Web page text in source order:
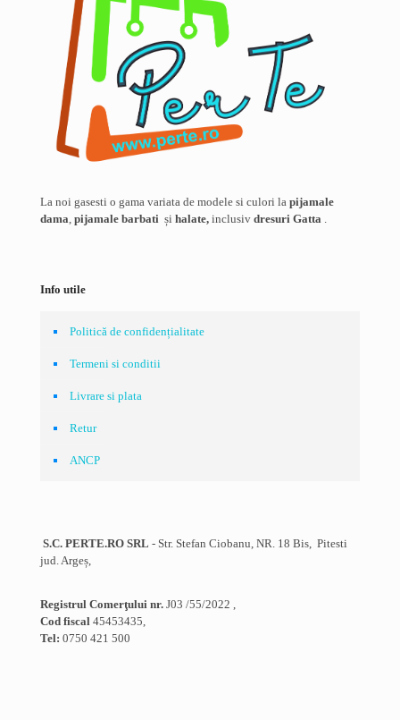
La noi gasesti o gama variata de modele si culori la pijamale
dama, pijamale barbati și halate, inclusiv dresuri Gatta .
Info utile
Politică de confidențialitate
Termeni si conditii
Livrare si plata
Retur
ANCP
S.C. PERTE.RO SRL - Str. Stefan Ciobanu, NR. 18 Bis, Pitesti
jud. Argeș,
Registrul Comerţului nr. J03 /55/2022 ,
Cod fiscal 45453435,
Tel: 0750 421 500